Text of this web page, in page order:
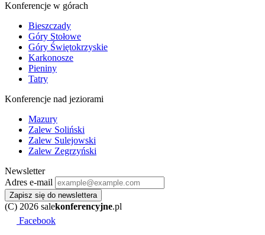
Konferencje w górach
Bieszczady
Góry Stołowe
Góry Świętokrzyskie
Karkonosze
Pieniny
Tatry
Konferencje nad jeziorami
Mazury
Zalew Soliński
Zalew Sulejowski
Zalew Zegrzyński
Newsletter
Adres e-mail
Zapisz się do newslettera
(C) 2026 salekonferencyjne.pl
Facebook